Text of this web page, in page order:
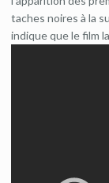
taches noires à la
indique que le film